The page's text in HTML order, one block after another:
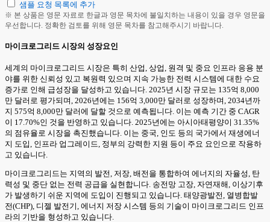
샘플 요청 목록에 추가
※ 본 상품은 영문 자료로 한글과 영문 목차에 불일치하는 내용이 있을 경우 영문을
우선합니다. 정확한 검토를 위해 영문 목차를 참고해주시기 바랍니다.
마이크로그리드 시장의 성장요인
세계의 마이크로그리드 시장은 특히 산업, 상업, 원격 및 중요 인프라 응용 분
야를 위한 신뢰성 있고 복원력 있으며 지속 가능한 전력 시스템에 대한 수요
증가로 인해 급성장을 달성하고 있습니다. 2025년 시장 규모는 135억 8,000
만 달러로 평가되며, 2026년에는 156억 3,000만 달러로 성장하며, 2034년까
지 575억 8,000만 달러에 달할 것으로 예측됩니다. 이는 예측 기간 중 CAGR
이 17.70%인 것을 반영하고 있습니다. 2025년에는 아시아태평양이 31.35%
의 점유율로 시장을 촉진했습니다. 이는 중국, 인도 등의 국가에서 재생에너
지 도입, 인프라 업그레이드, 정부의 강력한 지원 등이 주요 요인으로 작용하
고 있습니다.
마이크로그리드는 지역의 발전, 저장, 배전을 통합하여 에너지의 자율성, 탄
력성 및 중단 없는 전력 공급을 실현합니다. 송전망 고장, 자연재해, 이상기후
가 발생하기 쉬운 지역에 도입이 진행되고 있습니다. 태양광발전, 열병합발
전(CHP), 디젤 발전기, 에너지 저장 시스템 등의 기술이 마이크로그리드 인프
라의 기반을 형성하고 있습니다.